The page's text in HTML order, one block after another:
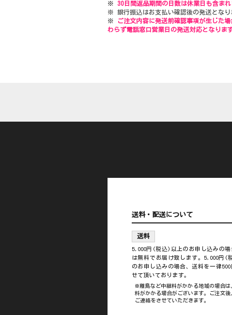
※ 30日間返品期間の日数は休業日も含ま
※ 銀行振込はお支払い確認後の発送となり
※
ご注文内容に発送前確認事項が生じた
わらず電話窓口営業日の発送対応となりま
送料・配送について
送料
5,000円(税込)以上のお申し込みの場
は無料でお届け致します。5,000円(
のお申し込みの場合、送料を一律500
せて頂いております。
※離島など中継料がかかる地域の場合は
料がかかる場合がございます。ご注文後
ご連絡をさせていただきます。